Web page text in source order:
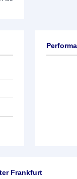
Frankfurt